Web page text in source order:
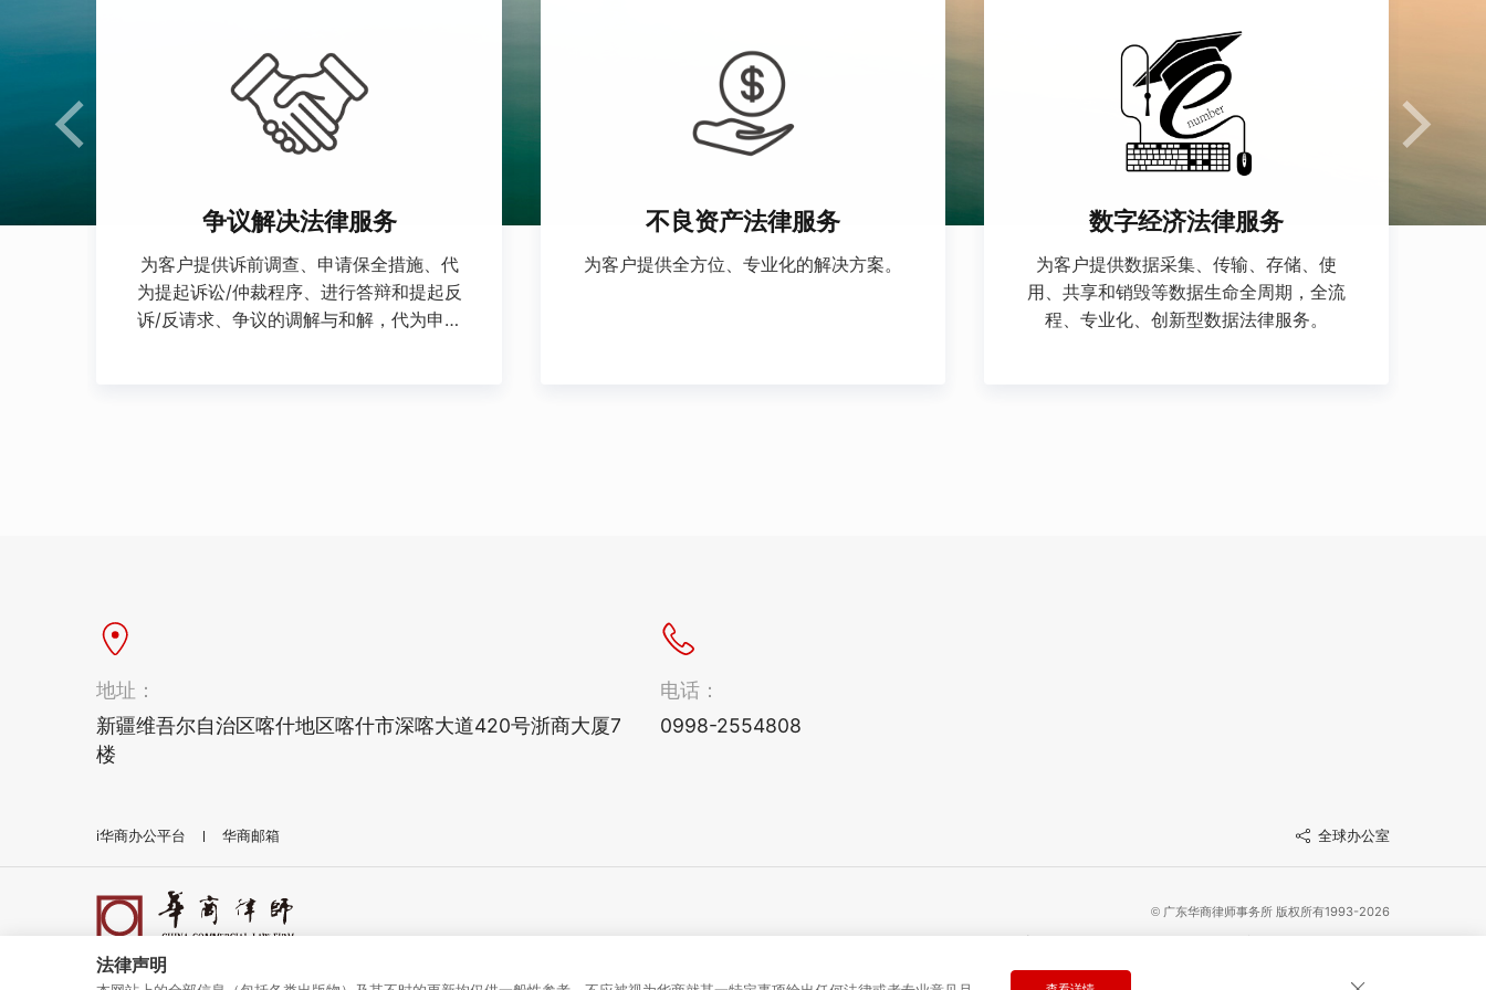
争议解决法律服务
为客户提供诉前调查、申请保全措施、代
为提起诉讼/仲裁程序、进行答辩和提起反
诉/反请求、争议的调解与和解，代为申请
不良资产法律服务
为客户提供全方位、专业化的解决方案。
数字经济法律服务
为客户提供数据采集、传输、存储、使
用、共享和销毁等数据生命全周期，全流
程、专业化、创新型数据法律服务。
地址：
新疆维吾尔自治区喀什地区喀什市深喀大道420号浙商大厦7
楼
电话：
0998-2554808
i华商办公平台 华商邮箱 全球办公室
©广东华商律师事务所 版权所有1993-2026
备案号：粤ICP备20068261号
粤公网安备 44030402005277号
法律声明